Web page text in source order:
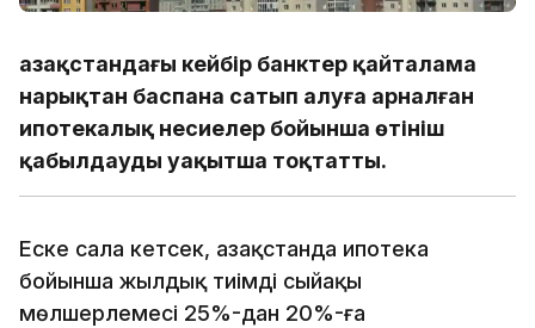
Қазақстандағы кейбір банктер қайталама
нарықтан баспана сатып алуға арналған
ипотекалық несиелер бойынша өтініш
қабылдауды уақытша тоқтатты.
Еске сала кетсек, Қазақстанда ипотека
бойынша жылдық тиімді сыйақы
мөлшерлемесі 25%-дан 20%-ға